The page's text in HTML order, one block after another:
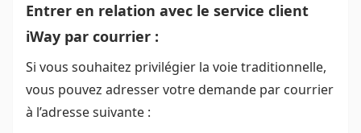
Entrer en relation avec le service client
iWay par courrier :
Si vous souhaitez privilégier la voie traditionnelle,
vous pouvez adresser votre demande par courrier
à l’adresse suivante :